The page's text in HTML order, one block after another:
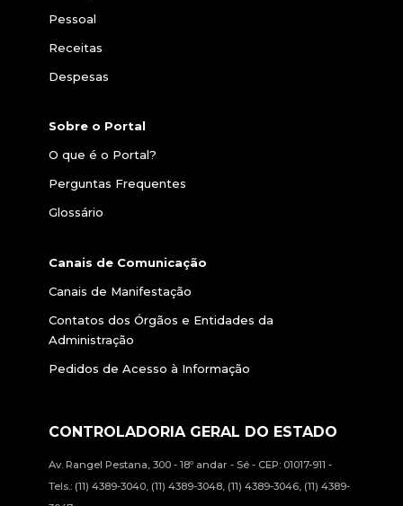
Pessoal
Receitas
Despesas
Sobre o Portal
O que é o Portal?
Perguntas Frequentes
Glossário
Canais de Comunicação
Canais de Manifestação
Contatos dos Órgãos e Entidades da
Administração
Pedidos de Acesso à Informação
CONTROLADORIA GERAL DO ESTADO
Av. Rangel Pestana, 300 - 18º andar - Sé - CEP: 01017-911 -
Tels.: (11) 4389-3040, (11) 4389-3048, (11) 4389-3046, (11) 4389-